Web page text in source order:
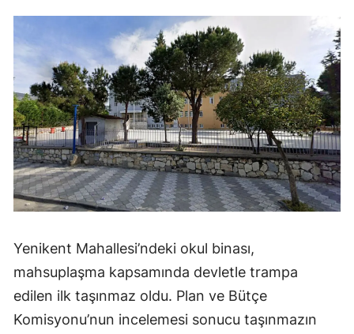
Yenikent Mahallesi’ndeki okul binası,
mahsuplaşma kapsamında devletle trampa
edilen ilk taşınmaz oldu. Plan ve Bütçe
Komisyonu’nun incelemesi sonucu taşınmazın